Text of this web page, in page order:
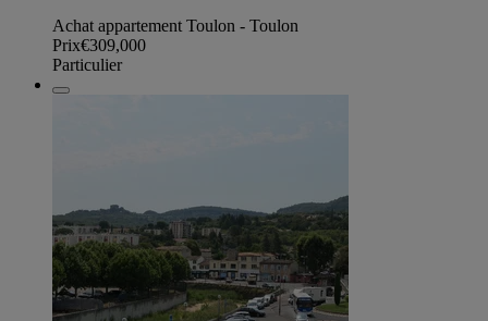
Achat appartement Toulon - Toulon
Prix€309,000
Particulier